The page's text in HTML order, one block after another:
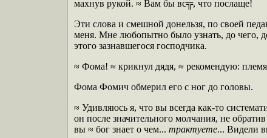
махнув рукой. ≈ Вам бы вс╦, что послаще!
Эти слова и смешной донельзя, по своей
меня. Мне любопытно было узнать, до чего,
этого зазнавшегося господчика.
≈ Фома! ≈ крикнул дядя, ≈ рекомендую:
Фома Фомич обмерил его с ног до головы.
≈ Удивляюсь я, что вы всегда как-то
он после значительного молчания, не
вы ≈ бог знает о чем... трактуете... Видели